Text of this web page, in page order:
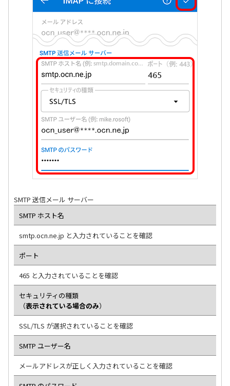
SMTP 送信メール サーバー
SMTP ホスト名
smtp.ocn.ne.jp と入力されていることを確認
ポート
465 と入力されていることを確認
セキュリティの種類
（表示されている場合のみ）
SSL/TLS が選択されていることを確認
SMTP ユーザー名
メールアドレスが正しく入力されていることを確認